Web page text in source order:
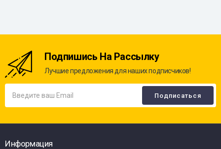
Подпишись На Рассылку
Лучшие предложения для наших подписчиков!
Информация